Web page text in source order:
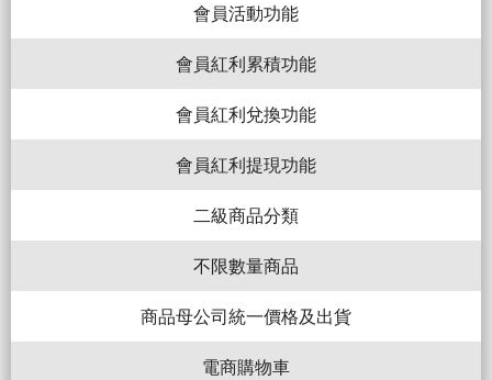
會員活動功能
會員紅利累積功能
會員紅利兌換功能
會員紅利提現功能
二級商品分類
不限數量商品
商品母公司統一價格及出貨
電商購物車